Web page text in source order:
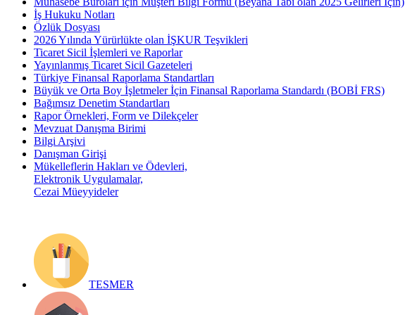
İş Hukuku Notları
Özlük Dosyası
2026 Yılında Yürürlükte olan İŞKUR Teşvikleri
Ticaret Sicil İşlemleri ve Raporlar
Yayınlanmış Ticaret Sicil Gazeteleri
Türkiye Finansal Raporlama Standartları
Büyük ve Orta Boy İşletmeler İçin Finansal Raporlama Standardı (BOBİ FRS)
Bağımsız Denetim Standartları
Rapor Örnekleri, Form ve Dilekçeler
Mevzuat Danışma Birimi
Bilgi Arşivi
Danışman Girişi
Mükelleflerin Hakları ve Ödevleri,
Elektronik Uygulamalar,
Cezai Müeyyideler
TESMER